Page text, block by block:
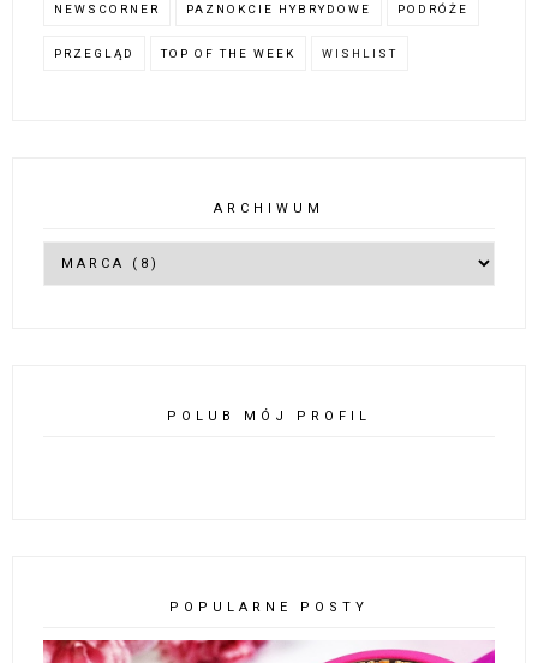
NEWSCORNER PAZNOKCIE HYBRYDOWE PODRÓŻE
PRZEGLĄD TOP OF THE WEEK WISHLIST
ARCHIWUM
POLUB MÓJ PROFIL
POPULARNE POSTY